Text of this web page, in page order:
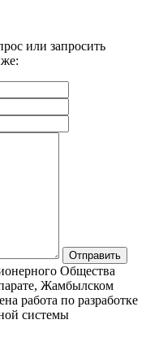
или запросить
Общества
Жамбылском
работа по разработке
системы